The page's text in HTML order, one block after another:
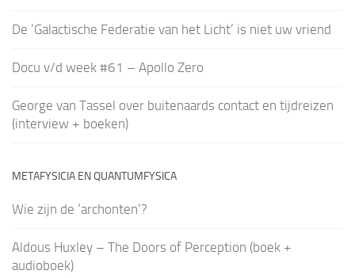
De ‘Galactische Federatie van het Licht’ is niet uw vriend
Docu v/d week #61 – Apollo Zero
George van Tassel over buitenaards contact en tijdreizen
(interview + boeken)
METAFYSICIA EN QUANTUMFYSICA
Wie zijn de ‘archonten’?
Aldous Huxley – The Doors of Perception (boek +
audioboek)